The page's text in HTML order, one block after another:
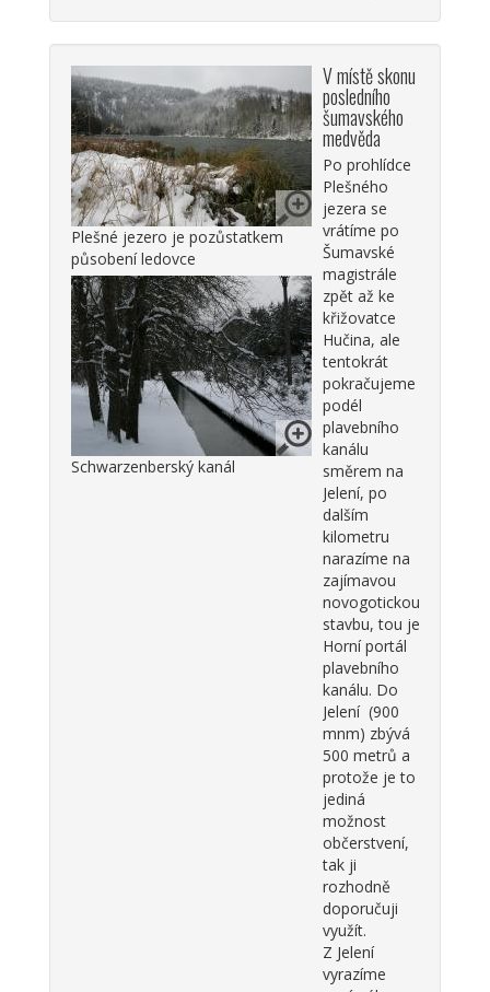
Plešné jezero je pozůstatkem
působení ledovce
Schwarzenberský kanál
V místě skonu
posledního
šumavského
medvěda
Po prohlídce
Plešného
jezera se
vrátíme po
Šumavské
magistrále
zpět až ke
křižovatce
Hučina, ale
tentokrát
pokračujeme
podél
plavebního
kanálu
směrem na
Jelení, po
dalším
kilometru
narazíme na
zajímavou
novogotickou
stavbu, tou je
Horní portál
plavebního
kanálu. Do
Jelení (900
mnm) zbývá
500 metrů a
protože je to
jediná
možnost
občerstvení,
tak ji
rozhodně
doporučuji
využít.
Z Jelení
vyrazíme